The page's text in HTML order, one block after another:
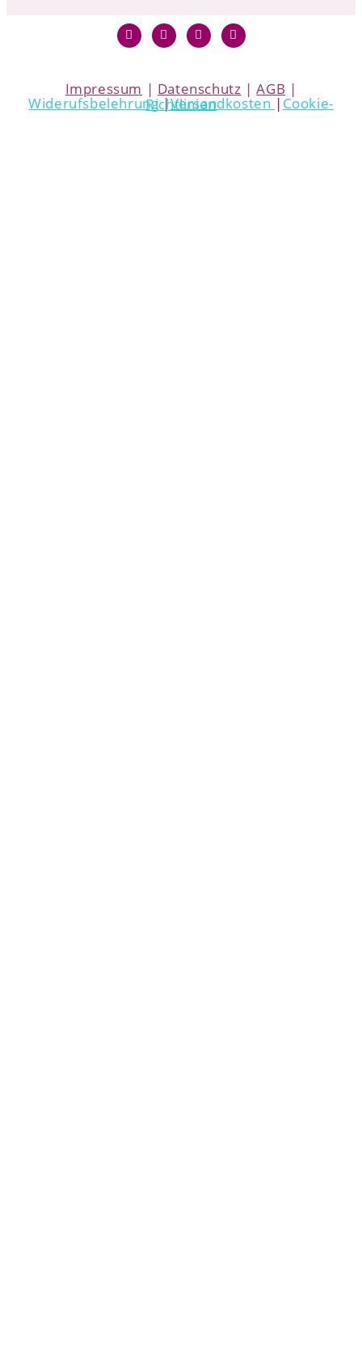
Impressum | Datenschutz |AGB |
Widerufsbelehrung|Versandkosten |
Cookie-Richtlinien